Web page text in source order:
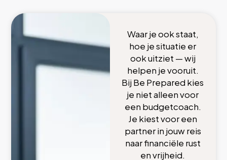
Waar je ook staat,
hoe je situatie er
ook uitziet — wij
helpen je vooruit.
Bij Be Prepared kies
je niet alleen voor
een budgetcoach.
Je kiest voor een
partner in jouw reis
naar financiële rust
en vrijheid.